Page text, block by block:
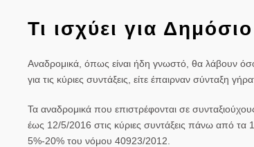
Τι ισχύει για
Αναδρομικά, όπως είναι ήδη γνωστό, θα λάβουν
για τις κύριες συντάξεις, είτε έπαιρναν σύνταξη
Τα αναδρομικά που επιστρέφονται σε
έως 12/5/2016 στις κύριες συντάξεις πάνω από
5%-20% του νόμου 40923/2012.